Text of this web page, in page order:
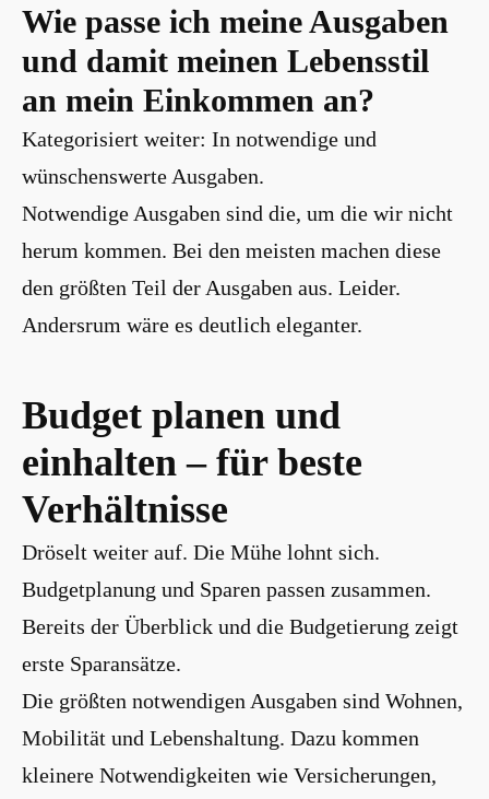
Wie passe ich meine Ausgaben
und damit meinen Lebensstil
an mein Einkommen an?
Kategorisiert weiter: In notwendige und
wünschenswerte Ausgaben.
Notwendige Ausgaben sind die, um die wir nicht
herum kommen. Bei den meisten machen diese
den größten Teil der Ausgaben aus. Leider.
Andersrum wäre es deutlich eleganter.
Budget planen und
einhalten – für beste
Verhältnisse
Dröselt weiter auf. Die Mühe lohnt sich.
Budgetplanung und Sparen passen zusammen.
Bereits der Überblick und die Budgetierung zeigt
erste Sparansätze.
Die größten notwendigen Ausgaben sind Wohnen,
Mobilität und Lebenshaltung. Dazu kommen
kleinere Notwendigkeiten wie Versicherungen,